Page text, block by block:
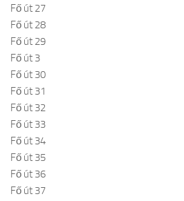
Fő út 27
Fő út 28
Fő út 29
Fő út 3
Fő út 30
Fő út 31
Fő út 32
Fő út 33
Fő út 34
Fő út 35
Fő út 36
Fő út 37